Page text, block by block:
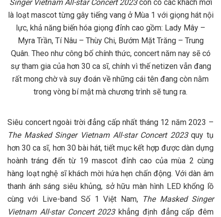
Singer Vietnam All-star Concert 2023còn có các khách mời
là loạt mascot từng gây tiếng vang ở Mùa 1 với giọng hát nội
lực, khả năng biến hóa giọng đỉnh cao gồm: Lady Mây –
Myra Trần, Tí Nâu – Thùy Chi, Bướm Mặt Trăng – Trung
Quân. Theo như công bố chính thức, concert năm nay sẽ có
sự tham gia của hơn 30 ca sĩ, chính vì thế netizen vẫn đang
rất mong chờ và suy đoán về những cái tên đang còn nằm
trong vòng bí mật mà chương trình sẽ tung ra.
Siêu concert ngoài trời đẳng cấp nhất tháng 12 năm 2023 –
The Masked Singer Vietnam All-star Concert 2023quy tụ
hơn 30 ca sĩ, hơn 30 bài hát, tiết mục kết hợp được dàn dựng
hoành tráng đến từ 19 mascot đỉnh cao của mùa 2 cùng
hàng loạt nghệ sĩ khách mời hứa hẹn chấn động. Với dàn âm
thanh ánh sáng siêu khủng, sở hữu màn hình LED khổng lồ
cùng với Live-band Số 1 Việt Nam, The Masked Singer
Vietnam All-star Concert 2023khẳng định đẳng cấp đêm